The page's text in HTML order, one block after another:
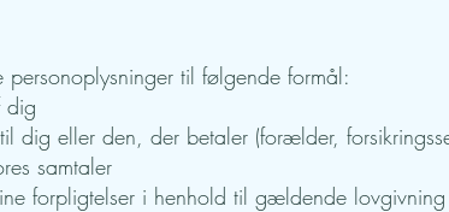
personoplysninger til følgende formål:
dig
dig eller den, der betaler (forælder,
samtaler
forpligtelser i henhold til gældende lovgivning